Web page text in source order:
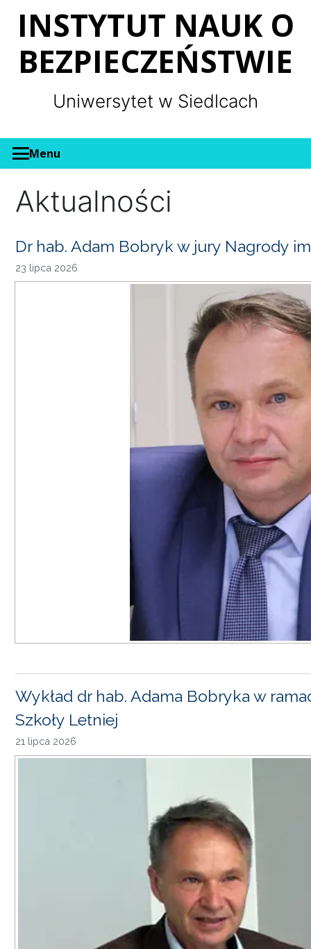
INSTYTUT NAUK O
BEZPIECZEŃSTWIE
Uniwersytet w Siedlcach
Menu
Aktualności
Dr hab. Adam Bobryk w jury Nagrody
23 lipca 2026
Wykład dr hab. Adama Bobryka w
Szkoły Letniej
21 lipca 2026